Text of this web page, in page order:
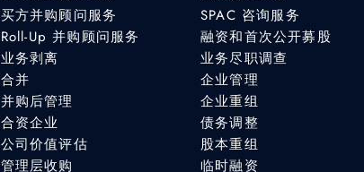
买方并购顾问服务
Roll-Up 并购顾问服务
业务剥离
合并
并购后管理
合资企业
公司价值评估
管理层收购
SPAC 咨询服务
融资和首次公开募股
业务尽职调查
企业管理
企业重组
债务调整
股本重组
临时融资